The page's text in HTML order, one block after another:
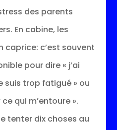
des parents
En cabine, les
caprice: c’est souvent
pour dire « j’ai
suis trop fatigué » ou
qui m’entoure ».
tenter dix choses au